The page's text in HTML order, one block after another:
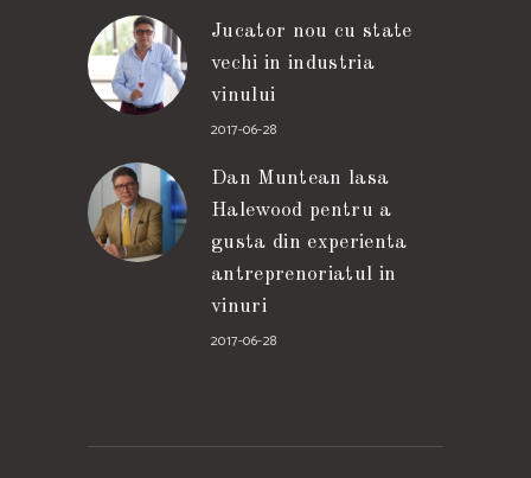
Jucator nou cu state
vechi in industria
vinului
2017-06-28
Dan Muntean lasa
Halewood pentru a
gusta din experienta
antreprenoriatul in
vinuri
2017-06-28